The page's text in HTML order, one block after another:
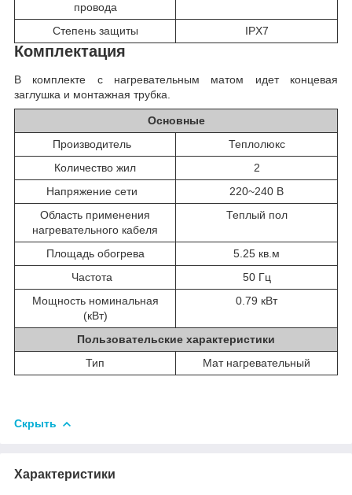
провода
Степень защиты IPX7
Комплектация
В комплекте с нагревательным матом идет концевая
заглушка и монтажная трубка.
Основные
Производитель
Теплолюкс
Количество жил
2
Напряжение сети
220~240 В
Область применения
нагревательного кабеля
Теплый пол
Площадь обогрева
5.25 кв.м
Частота
50 Гц
Мощность номинальная
(кВт)
0.79 кВт
Пользовательские характеристики
Тип
Мат нагревательный
Скрыть
Характеристики